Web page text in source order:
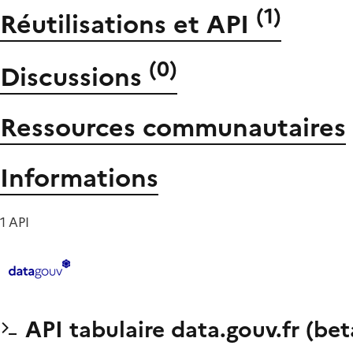
Réutilisations et API (1)
Discussions (0)
Ressources communautaires
Informations
1 API
API tabulaire data.gouv.fr